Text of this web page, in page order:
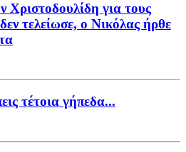
για τους
τελείωσε, ο Νικόλας ήρθε
τέτοια γήπεδα...